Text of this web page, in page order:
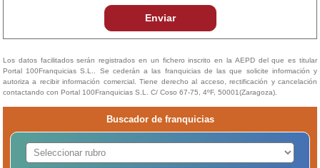
Enviar
Los datos facilitados serán registrados en un fichero inscrito en la AEPD del que es titular
Portal 100Franquicias S.L.. Se cederán a las franquicias de las que solicite información y
autoriza a recibir información comercial. Tiene derecho al acceso, rectificación y cancelación
contactando con Portal 100Franquicias S.L. C/ Coso 67-75, 4ºF, 50001(Zaragoza).
Buscador de franquicias